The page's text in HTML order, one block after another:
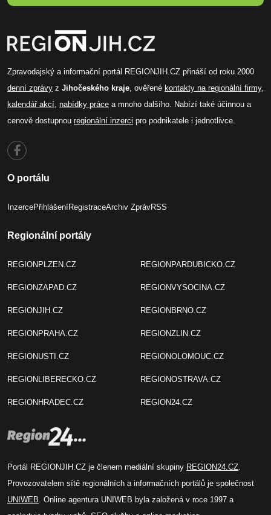
Zpravodajský a informační portál REGIONJIH.CZ přináší od roku 2000
denní zprávy z Jihočeského kraje, ověřené kontakty na regionální firmy,
kalendář akcí, nabídky práce a mnoho dalšího. Nabízí také účinnou a
cenově dostupnou regionální inzerci pro podnikatele i jednotlivce.
O portálu
InzercePřihlášeníRegistraceArchiv ZprávRSS
Regionální portály
REGIONPLZEN.CZ
REGIONZAPAD.CZ
REGIONJIH.CZ
REGIONPRAHA.CZ
REGIONUSTI.CZ
REGIONLIBERECKO.CZ
REGIONHRADEC.CZ
REGIONPARDUBICKO.CZ
REGIONVYSOCINA.CZ
REGIONBRNO.CZ
REGIONZLIN.CZ
REGIONOLOMOUC.CZ
REGIONOSTRAVA.CZ
REGION24.CZ
Portál REGIONJIH.CZ je členem mediální skupiny REGION24.CZ.
Provozovatelem sítě regionálních a informačních portálů je společnost
UNIWEB. Online agentura UNIWEB byla založená v roce 1997 a